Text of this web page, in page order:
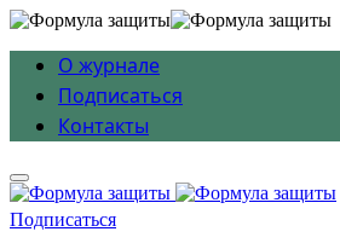
О журнале
Подписаться
Контакты
Подписаться